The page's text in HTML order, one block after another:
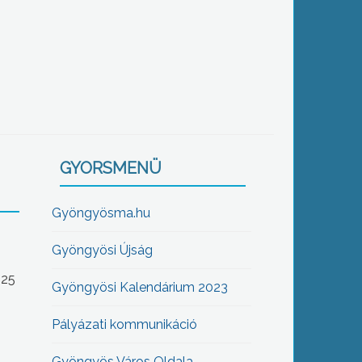
GYORSMENÜ
Gyöngyösma.hu
Gyöngyösi Újság
Gyöngyösi Kalendárium 2023
Pályázati kommunikáció